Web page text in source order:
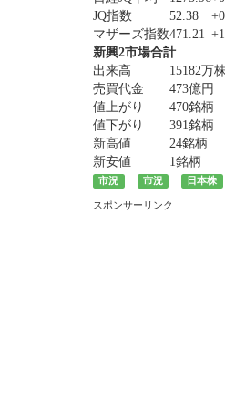
JQ指数
52.38
マザーズ指数471.21
新興2市場合計
出来高
15182万
売買代金
473億円
値上がり
470銘柄
値下がり
391銘柄
新高値
24銘柄
新安値
1銘柄
市況 市況 日本株
スポンサーリンク